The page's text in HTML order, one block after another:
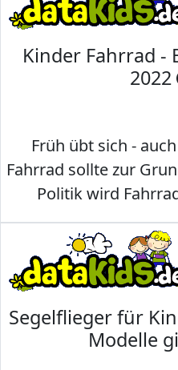
Kinder Fahrrad -
2022
Früh übt sich -
Fahrrad sollte zur
Politik wird
Segelflieger für
Modelle